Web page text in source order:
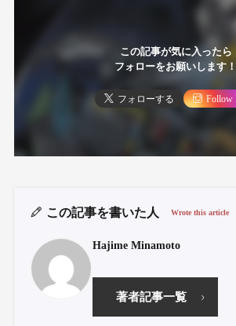
この記事が気に入ったら
フォローをお願いします！
フォローする Follow
この記事を書いた人 Wrote this article
Hajime Minamoto
著者記事一覧